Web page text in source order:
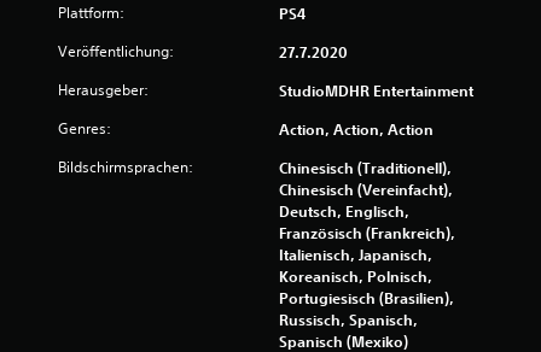
e
Plattform: PS4
Veröffentlichung: 27.7.2020
Herausgeber: StudioMDHR Entertainment
Genres: Action, Action, Action
Bildschirmsprachen:
Chinesisch (Traditionell),
Chinesisch (Vereinfacht),
Deutsch, Englisch,
Französisch (Frankreich),
Italienisch, Japanisch,
Koreanisch, Polnisch,
Portugiesisch (Brasilien),
Russisch, Spanisch,
Spanisch (Mexiko)